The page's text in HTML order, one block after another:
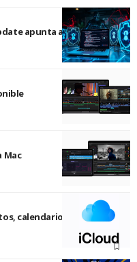
apunta a macOS
Mac
calendarios y más en